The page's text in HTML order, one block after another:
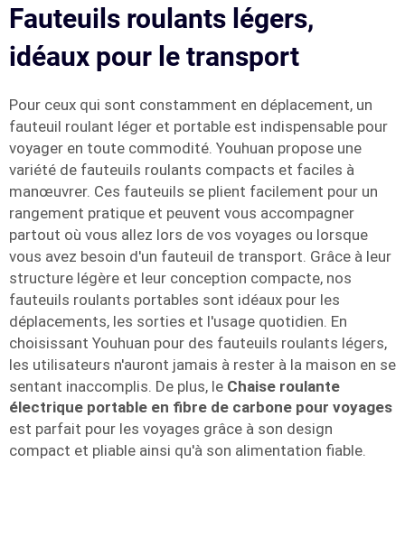
Fauteuils roulants légers,
idéaux pour le transport
Pour ceux qui sont constamment en déplacement, un
fauteuil roulant léger et portable est indispensable pour
voyager en toute commodité. Youhuan propose une
variété de fauteuils roulants compacts et faciles à
manœuvrer. Ces fauteuils se plient facilement pour un
rangement pratique et peuvent vous accompagner
partout où vous allez lors de vos voyages ou lorsque
vous avez besoin d'un fauteuil de transport. Grâce à leur
structure légère et leur conception compacte, nos
fauteuils roulants portables sont idéaux pour les
déplacements, les sorties et l'usage quotidien. En
choisissant Youhuan pour des fauteuils roulants légers,
les utilisateurs n'auront jamais à rester à la maison en se
sentant inaccomplis. De plus, le Chaise roulante
électrique portable en fibre de carbone pour voyages
est parfait pour les voyages grâce à son design
compact et pliable ainsi qu'à son alimentation fiable.